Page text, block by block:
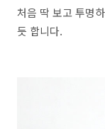
처음 딱 보고 투명
듯 합니다.